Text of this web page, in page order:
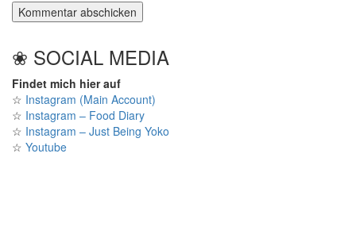
❀ SOCIAL MEDIA
Findet mich hier auf
☆ Instagram (Main Account)
☆ Instagram – Food Diary
☆ Instagram – Just Being Yoko
☆ Youtube